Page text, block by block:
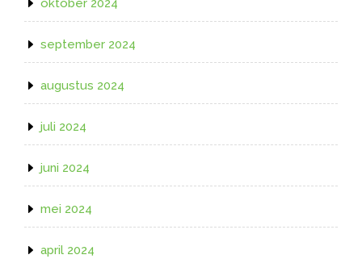
oktober 2024
september 2024
augustus 2024
juli 2024
juni 2024
mei 2024
april 2024